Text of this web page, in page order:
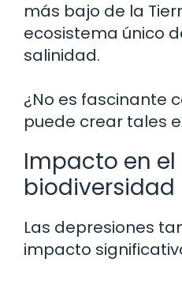
más bajo de la
ecosistema único
salinidad.
¿No es fascinante
puede crear tales
Impacto en
biodiversidad
Las depresiones
impacto